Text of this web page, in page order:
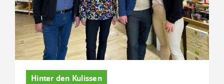
Hinter den Kulissen